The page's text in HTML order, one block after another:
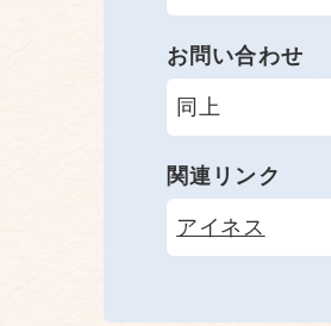
お問い合わせ
同上
関連リンク
アイネス